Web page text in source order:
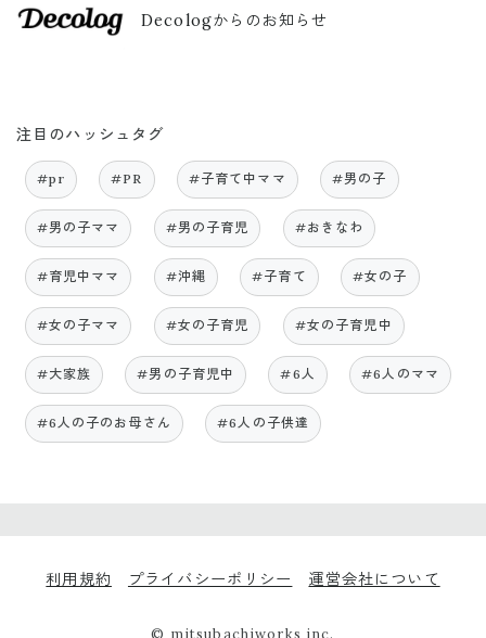
Decologからのお知らせ
注目のハッシュタグ
#pr #PR #子育て中ママ #男の子
#男の子ママ #男の子育児 #おきなわ
#育児中ママ #沖縄 #子育て #女の子
#女の子ママ #女の子育児 #女の子育児中
#大家族 #男の子育児中 #6人 #6人のママ
#6人の子のお母さん #6人の子供達
利用規約 プライバシーポリシー 運営会社について
© mitsubachiworks inc.